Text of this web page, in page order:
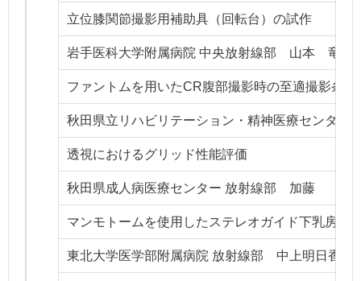
立位膝関節撮影用補助具（回転台）の試作
岩手医科大学附属病院 中央放射線部 山本 竜哉
ファントムを用いたCR腹部撮影時の至適撮影条件
秋田県立リハビリテーション・精神医療センタ
透視におけるグリッド性能評価
秋田県成人病医療センター 放射線部 加藤 守
マンモトームを使用したステレオガイド下乳房組
東北大学医学部附属病院 放射線部 中上明日香